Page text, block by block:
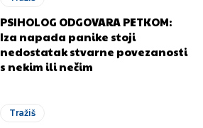
PSIHOLOG ODGOVARA PETKOM:
Iza napada panike stoji
nedostatak stvarne povezanosti
s nekim ili nečim
Tražiš